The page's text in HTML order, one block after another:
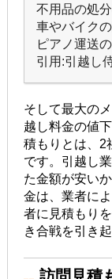
不用品の処
車やバイク
ピアノ運送
引用:引越し
そして最大の
越し料金の値
積もりとは、2
です。引越し
た金額が安い
金は、業者に
者に見積もり
き合戦を引き